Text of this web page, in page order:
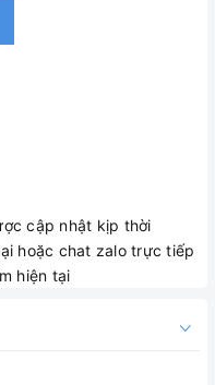
cập nhật kịp thời
hoặc chat zalo trực tiếp
hiện tại